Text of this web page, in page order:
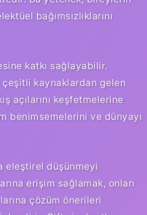
bağımsızlıklarını
katkı sağlayabilir.
kaynaklardan gelen
açılarını keşfetmelerine
benimsemelerini ve dünyayı
eleştirel düşünmeyi
erişim sağlamak, onları
çözüm önerileri